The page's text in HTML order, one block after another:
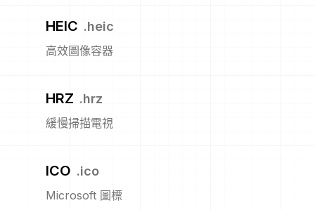
HEIC .heic
高效圖像容器
HRZ .hrz
緩慢掃描電視
ICO .ico
Microsoft 圖標